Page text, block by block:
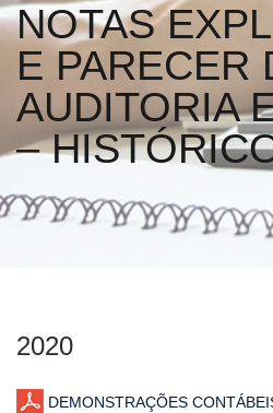
NOTAS
E PARECER
AUDITORIA
–
2020
DEMONSTRAÇÕES